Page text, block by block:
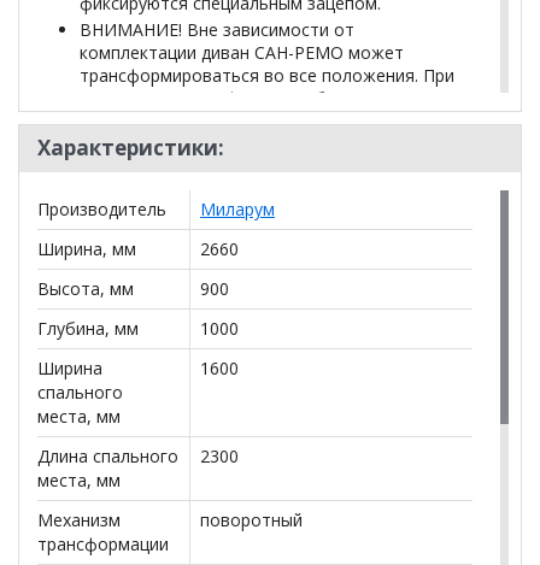
ВНИМАНИЕ! Вне зависимости от
комплектации диван САН-РЕМО может
трансформироваться во все положения. При
этом после трансформации будет меняться
оттенок ткани.
Важно! Обивка дивана согласовывается с
*Дополнительную информацию о том, как купить
Диван Сан-Ремо (выдвижной поворотный)
уточняйте у нашего менеджера по телефону
+79292022735
**Цены на официальном сайте
действительны только для интернет-магазина
могут отличаться от цен в розничных магазинах-
салонах сети!
Характеристики:
Производитель
Миларум
Ширина, мм
2660
Высота, мм
900
Глубина, мм
1000
Ширина
спального
места, мм
1600
Длина спального
места, мм
2300
Механизм
трансформации
поворотный